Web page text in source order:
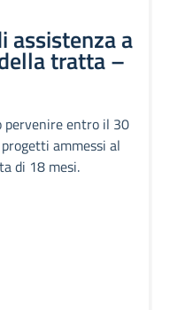
assistenza a
tratta –
pervenire entro il 30
ammessi al
di 18 mesi.